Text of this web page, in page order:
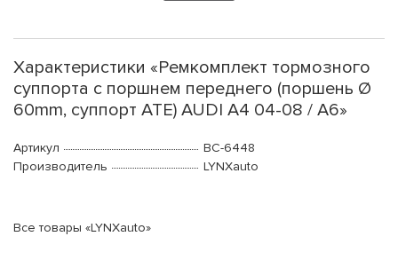
Характеристики «Ремкомплект тормозного
суппорта с поршнем переднего (поршень Ø
60mm, суппорт ATE) AUDI A4 04-08 / A6»
Артикул
BC-6448
Производитель
LYNXauto
Все товары «LYNXauto»